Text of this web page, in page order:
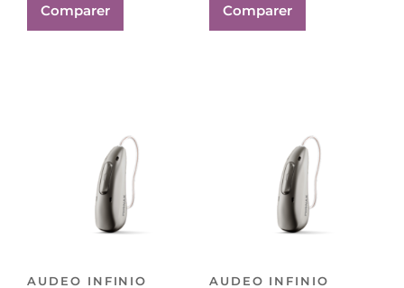
Comparer Comparer
AUDEO INFINIO
AUDEO INFINIO